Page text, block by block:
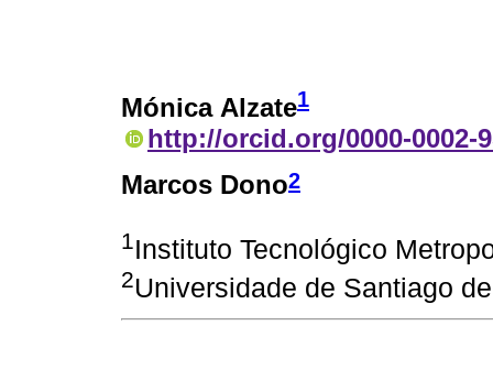
Mónica Alzate1
http://orcid.org/0000-0002-
Marcos Dono2
1Instituto Tecnológico
2Universidade de Santiago